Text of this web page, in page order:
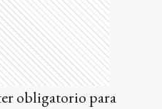
obligatorio para